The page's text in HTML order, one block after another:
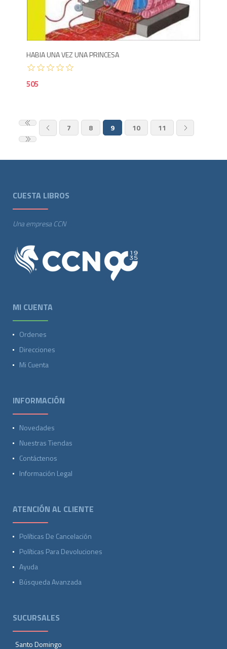
HABIA UNA VEZ UNA PRINCESA
505
7 8 9 10 11
CUESTA LIBROS
Una empresa CCN
MI CUENTA
Ordenes
Direcciones
Mi Cuenta
INFORMACIÓN
Novedades
Nuestras Tiendas
Contáctenos
Información Legal
ATENCIÓN AL CLIENTE
Políticas De Cancelación
Políticas Para Devoluciones
Ayuda
Búsqueda Avanzada
SUCURSALES
Santo Domingo